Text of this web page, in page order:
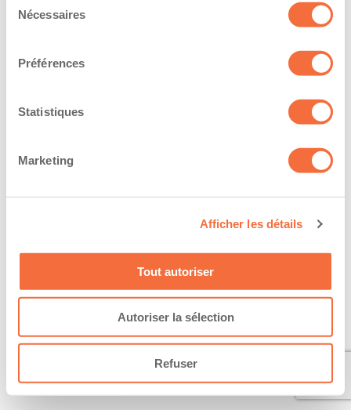
Nécessaires
Préférences
Statistiques
Marketing
Afficher les détails
Tout autoriser
Autoriser la sélection
Refuser